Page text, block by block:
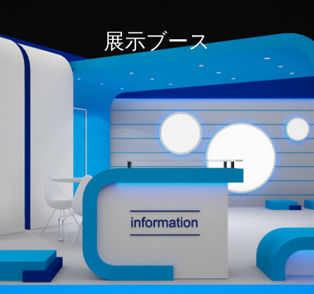
展示ブース